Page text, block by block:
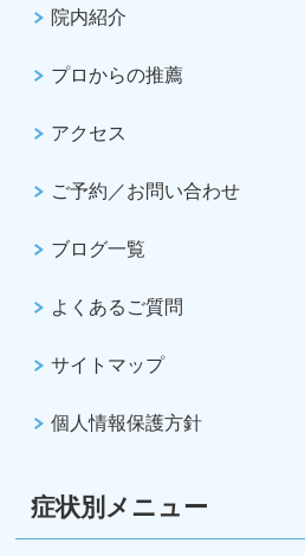
院内紹介
プロからの推薦
アクセス
ご予約／お問い合わせ
ブログ一覧
よくあるご質問
サイトマップ
個人情報保護方針
症状別メニュー